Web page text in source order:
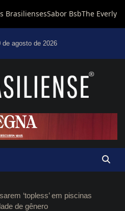
de agosto de 2026
que trabalha por Brasília
‘topless’ em piscinas
de gênero